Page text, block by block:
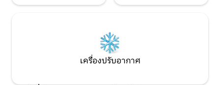
เครื่องปรับอากาศ